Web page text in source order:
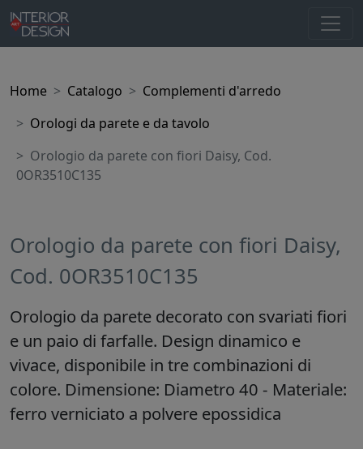
Home Catalogo
Complementi d'arredo
Orologi da parete e da tavolo
Orologio da parete con fiori Daisy, Cod.
0OR3510C135
Orologio da parete con fiori Daisy,
Cod. 0OR3510C135
Orologio da parete decorato con svariati fiori
e un paio di farfalle. Design dinamico e
vivace, disponibile in tre combinazioni di
colore. Dimensione: Diametro 40 - Materiale:
ferro verniciato a polvere epossidica